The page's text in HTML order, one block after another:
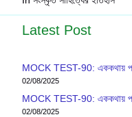
Latest Post
MOCK TEST-90: এককথায়
02/08/2025
MOCK TEST-90: এককথায়
02/08/2025